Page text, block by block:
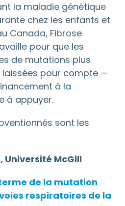
la maladie génétique
chez les enfants et
Canada, Fibrose
pour que les
de mutations plus
pour compte —
à la
à appuyer.
sont les
Université McGill
de la mutation
voies respiratoires de la